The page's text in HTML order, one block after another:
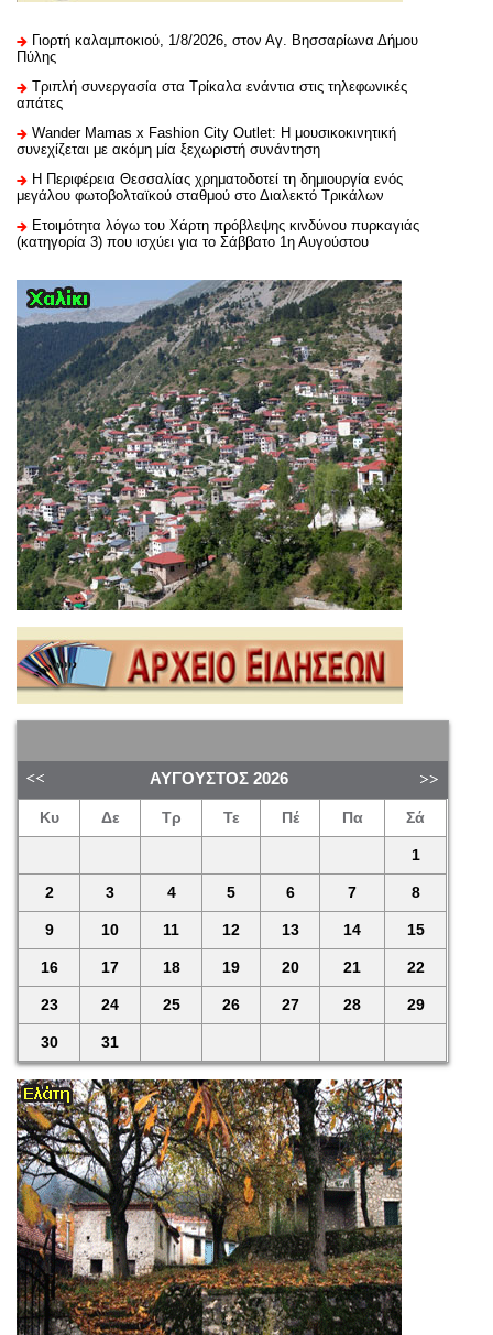
Γιορτή καλαμποκιού, 1/8/2026, στον Αγ. Βησσαρίωνα Δήμου
Πύλης
Τριπλή συνεργασία στα Τρίκαλα ενάντια στις τηλεφωνικές
απάτες
Wander Mamas x Fashion City Outlet: Η μουσικοκινητική
συνεχίζεται με ακόμη μία ξεχωριστή συνάντηση
H Περιφέρεια Θεσσαλίας χρηματοδοτεί τη δημιουργία ενός
μεγάλου φωτοβολταϊκού σταθμού στο Διαλεκτό Τρικάλων
Ετοιμότητα λόγω του Χάρτη πρόβλεψης κινδύνου πυρκαγιάς
(κατηγορία 3) που ισχύει για το Σάββατο 1η Αυγούστου
ΑΎΓΟΥΣΤΟΣ 2026
Κυ Δε Τρ Τε Πέ Πα Σά
1
2 3 4 5 6 7 8
9 10 11 12 13 14 15
16 17 18 19 20 21 22
23 24 25 26 27 28 29
30 31